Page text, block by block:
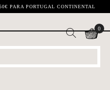
PARA PORTUGAL CONTINENTAL
0